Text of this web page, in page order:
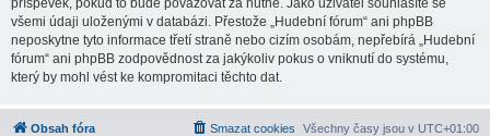
příspěvek, pokud to bude považovat za nutné. Jako uživatel souhlasíte se
všemi údaji uloženými v databázi. Přestože „Hudební fórum“ ani phpBB
neposkytne tyto informace třetí straně nebo cizím osobám, nepřebírá „Hudební
fórum“ ani phpBB zodpovědnost za jakýkoliv pokus o vniknutí do systému,
který by mohl vést ke kompromitaci těchto dat.
Obsah fóra Všechny časy jsou v UTC+01:00
Smazat cookies